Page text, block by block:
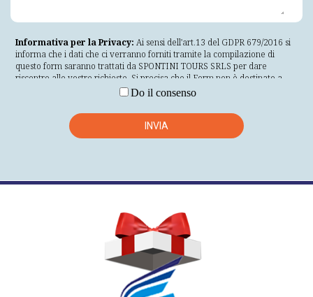
Informativa per la Privacy: Ai sensi dell'art.13 del GDPR 679/2016 si
informa che i dati che ci verranno forniti tramite la compilazione di
questo form saranno trattati da SPONTINI TOURS SRLS per dare
riscontro alle vostre richieste. Si precisa che il Form non è destinato a
visitatori di età inferiore a 16 anni o che non siano maggiorenni nella loro
specificati, non inserire i propri dati personali nel Form. La informiamo
inoltre che i dati personali a Lei riferibili saranno trattati nel rispetto
delle modalità indicate nell'art.5 del GDPR 679/2016 il quale prevede
con tali finalità; adeguati, pertinenti e limitati a quanto necessario
interessati per un arco di tempo non superiore al conseguimento delle
finalità per le quali sono trattati; trattati in maniera da garantire
un'adeguata sicurezza dei dati personali, compresa la protezione,
mediante misure tecniche e organizzative adeguate, da trattamenti non
autorizzati o illeciti e dalla perdita, dalla distruzione o dal danno
accidentali. Il conferimento dei dati si basa sul consenso dell'interessato
che è libero e facoltativo. Il mancato consenso comporterà l'impossibilità
Do il consenso
INVIA